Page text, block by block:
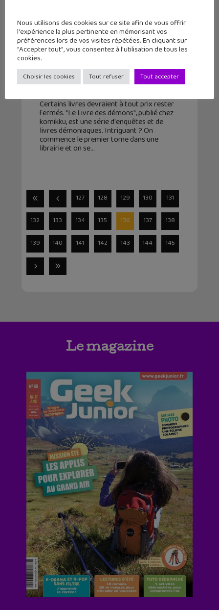
Sortie Manga : « Le livre des
démons » (T1-T2), quand certains
livres ne doivent pas être...
Certains livres devraient à tout prix rester
fermés. "Le Livre des démons", publié chez
komikku, est une série d'enquêtes et de
livres démoniaques. Intriguant ? On
commence le premier tome dans une
librairie et on se
127 128 129 130 131
132 133 134 135 136 137 138
139 140 141 142 143 144 145
Le magazine
Nous utilisons des cookies sur ce site afin de vous offrir
l'expérience la plus pertinente en mémorisant vos
préférences lors de vos visites répétées. En cliquant sur
"Accepter tout", vous consentez à l'utilisation de tous les
cookies.
Choisir les cookies Tout refuser Tout accepter